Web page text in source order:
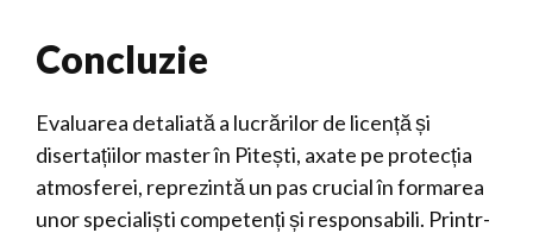
Concluzie
Evaluarea detaliată a lucrărilor de licență și
disertațiilor master în Pitești, axate pe protecția
atmosferei, reprezintă un pas crucial în formarea
unor specialiști competenți și responsabili. Printr-